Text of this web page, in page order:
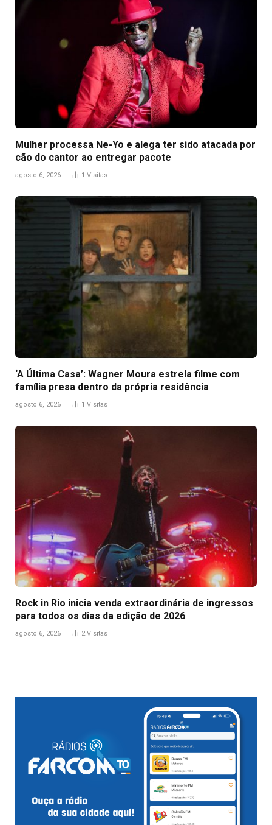
Mulher processa Ne-Yo e alega ter sido atacada por
cão do cantor ao entregar pacote
agosto 6, 2026 1 Visitas
‘A Última Casa’: Wagner Moura estrela filme com
família presa dentro da própria residência
agosto 6, 2026 1 Visitas
Rock in Rio inicia venda extraordinária de ingressos
para todos os dias da edição de 2026
agosto 6, 2026 2Visitas